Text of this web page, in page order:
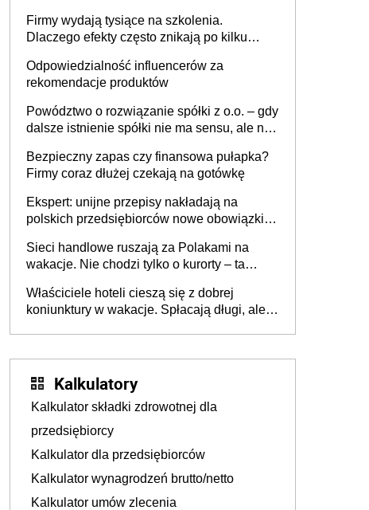
firmie
Firmy wydają tysiące na szkolenia.
Dlaczego efekty często znikają po kilku
Odpowiedzialność influencerów za
rekomendacje produktów
Powództwo o rozwiązanie spółki z o.o. – gdy
dalsze istnienie spółki nie ma sensu, ale nie
Bezpieczny zapas czy finansowa pułapka?
Firmy coraz dłużej czekają na gotówkę
Ekspert: unijne przepisy nakładają na
polskich przedsiębiorców nowe obowiązki w
Sieci handlowe ruszają za Polakami na
wakacje. Nie chodzi tylko o kurorty – ta
tam, gdzie wielu spędzi urlop po cichu
Właściciele hoteli cieszą się z dobrej
koniunktury w wakacje. Spłacają długi, ale
Kalkulatory
Kalkulator składki zdrowotnej dla
przedsiębiorcy
Kalkulator dla przedsiębiorców
Kalkulator wynagrodzeń brutto/netto
Kalkulator umów zlecenia